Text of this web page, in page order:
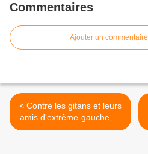
Commentaires
Ajouter un commentaire
< Contre les gitans et leurs
amis d'extrême-gauche, la
population de Décines se